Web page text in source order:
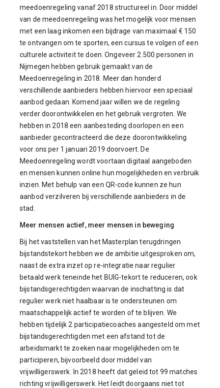
meedoenregeling vanaf 2018 structureel in. Door middel
van de meedoenregeling was het mogelijk voor mensen
met een laag inkomen een bijdrage van maximaal € 150
te ontvangen om te sporten, een cursus te volgen of een
culturele activiteit te doen. Ongeveer 2.500 personen in
Nijmegen hebben gebruik gemaakt van de
Meedoenregeling in 2018. Meer dan honderd
verschillende aanbieders hebben hiervoor een speciaal
aanbod gedaan. Komend jaar willen we de regeling
verder doorontwikkelen en het gebruik vergroten. We
hebben in 2018 een aanbesteding doorlopen en een
aanbieder gecontracteerd die deze doorontwikkeling
voor ons per 1 januari 2019 doorvoert. De
Meedoenregeling wordt voortaan digitaal aangeboden
en mensen kunnen online hun mogelijkheden en verbruik
inzien. Met behulp van een QR-code kunnen ze hun
aanbod verzilveren bij verschillende aanbieders in de
stad.
Meer mensen actief, meer mensen in beweging
Bij het vaststellen van het Masterplan terugdringen
bijstandstekort hebben we de ambitie uitgesproken om,
naast de extra inzet op re-integratie naar regulier
betaald werk teneinde het BUIG-tekort te reduceren, ook
bijstandsgerechtigden waarvan de inschatting is dat
regulier werk niet haalbaar is te ondersteunen om
maatschappelijk actief te worden of te blijven. We
hebben tijdelijk 2 participatiecoaches aangesteld om met
bijstandsgerechtigden met een afstand tot de
arbeidsmarkt te zoeken naar mogelijkheden om te
participeren, bijvoorbeeld door middel van
vrijwilligerswerk. In 2018 heeft dat geleid tot 99 matches
richting vrijwilligerswerk. Het leidt doorgaans niet tot